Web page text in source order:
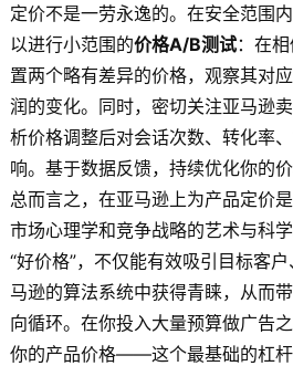
定价不是一劳永逸的。在安全范围
以进行小范围的价格A/B测试：在
置两个略有差异的价格，观察其对
润的变化。同时，密切关注亚马逊
析价格调整后对会话次数、转化率
响。基于数据反馈，持续优化你的价
总而言之，在亚马逊上为产品定价
市场心理学和竞争战略的艺术与科
“好价格”，不仅能有效吸引目标客
马逊的算法系统中获得青睐，从而
向循环。在你投入大量预算做广告
你的产品价格——这个最基础的杠